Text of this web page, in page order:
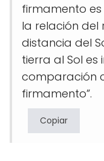
firmamento
la relación del
distancia del
tierra al Sol
comparación
firmamento”.
Copiar